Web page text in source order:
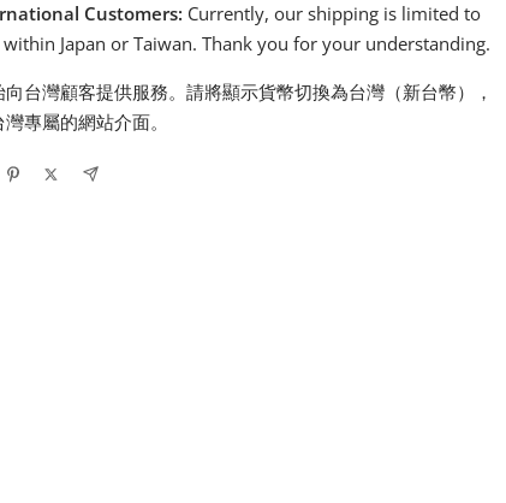
Customers: Currently, our shipping is limited to
within Japan or Taiwan. Thank you for your understanding.
台灣顧客提供服務。請將顯示貨幣切換為台灣（新台幣），
專屬的網站介面。